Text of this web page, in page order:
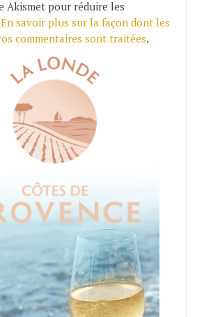
Akismet pour réduire les
En savoir plus sur la façon dont les
commentaires sont traitées.